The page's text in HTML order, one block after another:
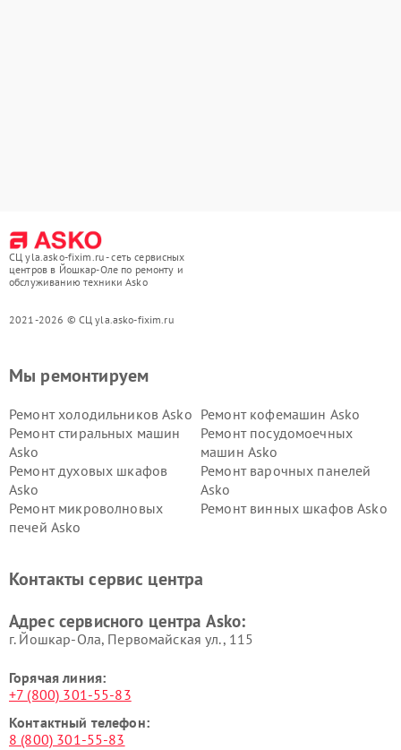
СЦ yla.asko-fixim.ru - сеть сервисных
центров в Йошкар-Оле по ремонту и
обслуживанию техники Asko
2021-2026 © СЦ yla.asko-fixim.ru
Мы ремонтируем
Ремонт холодильников Asko Ремонт кофемашин Asko
Ремонт стиральных машин
Asko
Ремонт посудомоечных
машин Asko
Ремонт духовых шкафов
Asko
Ремонт варочных панелей
Asko
Ремонт микроволновых
печей Asko
Ремонт винных шкафов Asko
Ремонт подогревателей
Ремонт промышленных
Asko
Контакты сервис центра
Адрес сервисного центра Asko:
г. Йошкар-Ола, Первомайская ул., 115
Горячая линия:
+7 (800) 301-55-83
Контактный телефон:
8 (800) 301-55-83